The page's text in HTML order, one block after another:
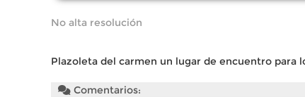
No alta resolución
Plazoleta del carmen un lugar de encuentro para
Comentarios: